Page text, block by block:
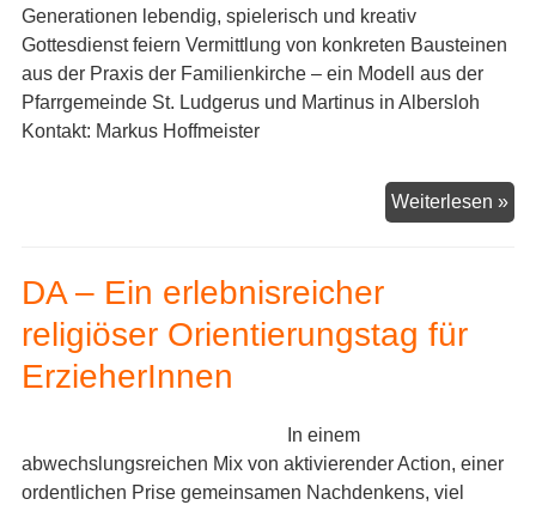
Generationen lebendig, spielerisch und kreativ
Gottesdienst feiern Vermittlung von konkreten Bausteinen
aus der Praxis der Familienkirche – ein Modell aus der
Pfarrgemeinde St. Ludgerus und Martinus in Albersloh
Kontakt: Markus Hoffmeister
Weiterlesen »
DA – Ein erlebnisreicher
religiöser Orientierungstag für
ErzieherInnen
In einem
abwechslungsreichen Mix von aktivierender Action, einer
ordentlichen Prise gemeinsamen Nachdenkens, viel